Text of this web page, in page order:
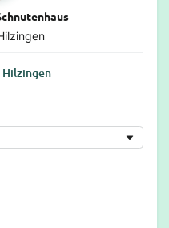
Hilzingen